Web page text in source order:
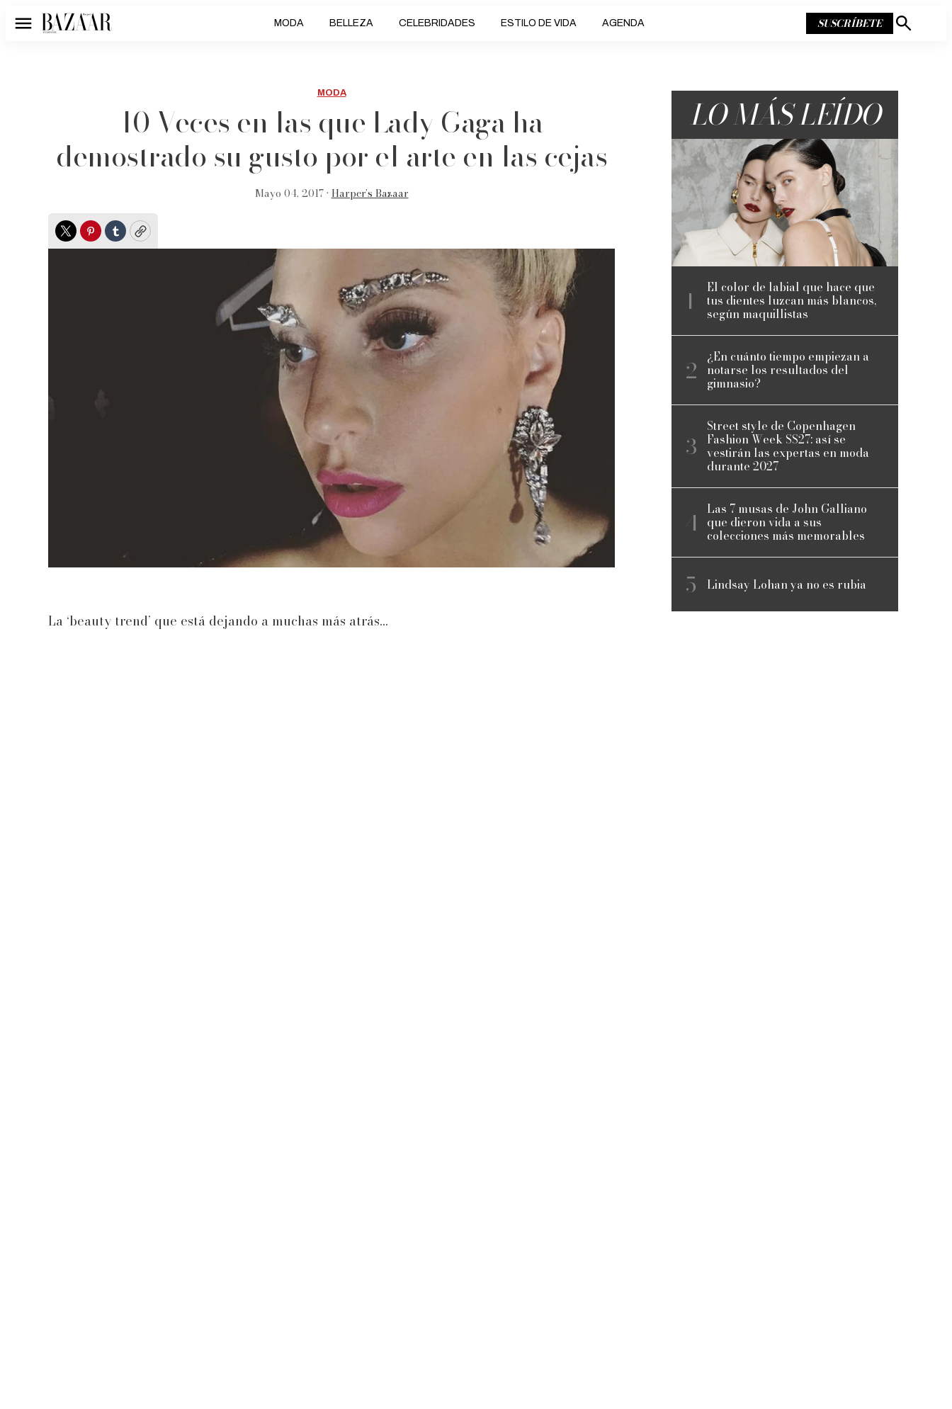
Menú MODA BELLEZA CELEBRIDADES ESTILO DE VIDA AGENDA SUSCRÍBETE
Mostrar
MODA
10 Veces en las que Lady Gaga ha
demostrado su gusto por el arte en las cejas
Mayo 04, 2017 • Harper’s Bazaar
TwitterPinterest
TumblrCopy
La ‘beauty trend’ que está dejando a muchas más atrás…
LO MÁS LEÍDO
El color de labial que hace que
tus dientes luzcan más blancos,
según maquillistas
¿En cuánto tiempo empiezan a
notarse los resultados del
gimnasio?
Street style de Copenhagen
Fashion Week SS27: así se
vestirán las expertas en moda
durante 2027
Las 7 musas de John Galliano
que dieron vida a sus
colecciones más memorables
Lindsay Lohan ya no es rubia